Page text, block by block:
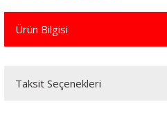
Ürün Bilgisi
Taksit Seçenekleri